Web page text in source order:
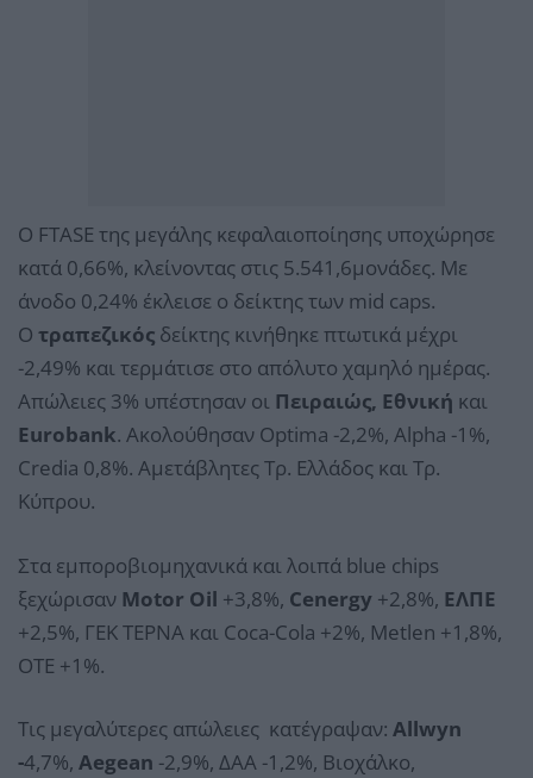
Ο FTASE της μεγάλης κεφαλαιοποίησης υποχώρησε
κατά 0,66%, κλείνοντας στις 5.541,6μονάδες. Με
άνοδο 0,24% έκλεισε ο δείκτης των mid caps.
Ο τραπεζικός δείκτης κινήθηκε πτωτικά μέχρι
-2,49% και τερμάτισε στο απόλυτο χαμηλό ημέρας.
Απώλειες 3% υπέστησαν οι Πειραιώς, Εθνική και
Eurobank. Ακολούθησαν Optima -2,2%, Alpha -1%,
Credia 0,8%. Αμετάβλητες Τρ. Ελλάδος και Τρ.
Κύπρου.
Στα εμποροβιομηχανικά και λοιπά blue chips
ξεχώρισαν Motor Oil +3,8%, Cenergy +2,8%, ΕΛΠΕ
+2,5%, ΓΕΚ ΤΕΡΝΑ και Coca-Cola +2%, Metlen +1,8%,
OTE +1%.
Τις μεγαλύτερες απώλειες κατέγραψαν: Allwyn
-4,7%, Aegean -2,9%, ΔΑΑ -1,2%, Βιοχάλκο,